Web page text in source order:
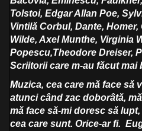
Tolstoi, Edgar Allan Poe,
Vintilă Corbul, Dante,
Wilde, Axel Munthe, Virginia
Popescu,Theodore Dreiser,
Scriitorii care m-au făcut mai
Muzica, cea care mă face să
atunci când zac doborâtă,
mă face să-mi doresc să
cea care sunt. Orice-ar fi.